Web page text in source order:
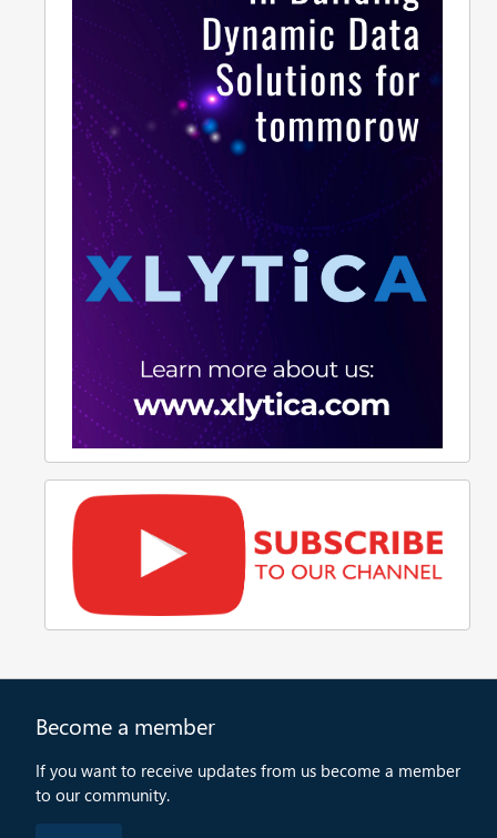
Become a member
If you want to receive updates from us become a member
to our community.